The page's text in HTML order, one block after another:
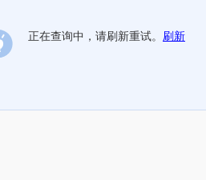
正在查询中，请刷新重试。 刷新